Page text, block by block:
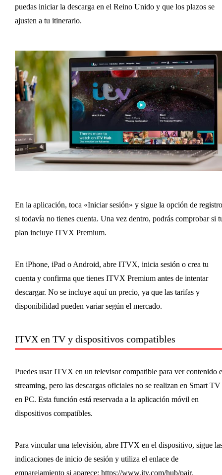
puedas iniciar la descarga en el Reino Unido y que los plazos se
ajusten a tu itinerario.
En la aplicación, toca «Iniciar sesión» y sigue la opción de registro
si todavía no tienes cuenta. Una vez dentro, podrás comprobar si
plan incluye ITVX Premium.
En iPhone, iPad o Android, abre ITVX, inicia sesión o crea tu
cuenta y confirma que tienes ITVX Premium antes de intentar
descargar. No se incluye aquí un precio, ya que las tarifas y
disponibilidad pueden variar según el mercado.
ITVX en TV y dispositivos compatibles
Puedes usar ITVX en un televisor compatible para ver contenido
streaming, pero las descargas oficiales no se realizan en Smart
en PC. Esta función está reservada a la aplicación móvil en
dispositivos compatibles.
Para vincular una televisión, abre ITVX en el dispositivo, sigue
indicaciones de inicio de sesión y utiliza el enlace de
emparejamiento si aparece: https://www.itv.com/hub/pair.